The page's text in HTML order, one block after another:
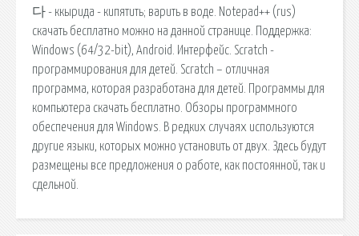
다 - ккырида - кипятить; варить в воде. Notepad++ (rus)
скачать бесплатно можно на данной странице. Поддержка:
Windows (64/32-bit), Android. Интерфейс. Scratch -
программирования для детей. Scratch – отличная
программа, которая разработана для детей. Программы для
компьютера скачать бесплатно. Обзоры программного
обеспечения для Windows. В редких случаях используются
другие языки, которых можно установить от двух. Здесь будут
размещены все предложения о работе, как постоянной, так и
сдельной.